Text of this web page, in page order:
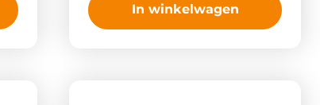
In winkelwagen